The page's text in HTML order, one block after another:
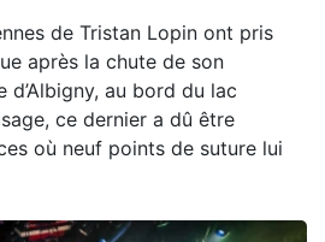
de Tristan Lopin ont pris
après la chute de son
au bord du lac
ce dernier a dû être
où neuf points de suture lui